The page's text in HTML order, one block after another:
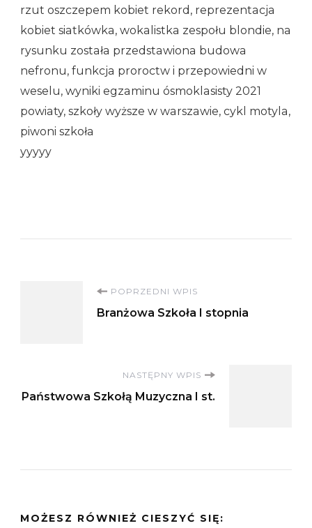
rzut oszczepem kobiet rekord, reprezentacja
kobiet siatkówka, wokalistka zespołu blondie, na
rysunku została przedstawiona budowa
nefronu, funkcja proroctw i przepowiedni w
weselu, wyniki egzaminu ósmoklasisty 2021
powiaty, szkoły wyższe w warszawie, cykl motyla,
piwoni szkoła
yyyyy
Nawigacja
POPRZEDNI WPIS
Branżowa Szkoła I stopnia
NASTĘPNY WPIS
Państwowa Szkołą Muzyczna I st.
MOŻESZ RÓWNIEŻ CIESZYĆ SIĘ: